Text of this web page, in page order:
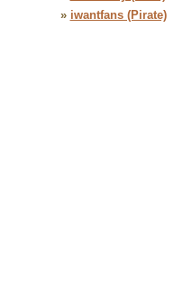
» iwantfans (Pirate)